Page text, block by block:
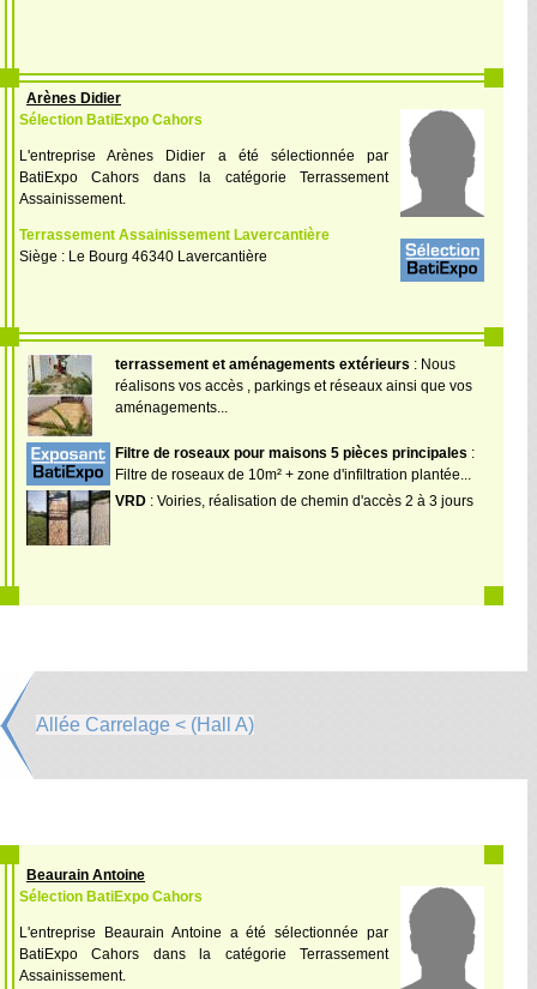
Arènes Didier
Sélection BatiExpo Cahors
L'entreprise Arènes Didier a été sélectionnée par
BatiExpo Cahors dans la catégorie Terrassement
Assainissement.
Terrassement Assainissement Lavercantière
Siège : Le Bourg 46340 Lavercantière
terrassement et aménagements extérieurs : Nous
réalisons vos accès , parkings et réseaux ainsi que vos
aménagements...
Filtre de roseaux pour maisons 5 pièces principales :
Filtre de roseaux de 10m² + zone d'infiltration plantée...
VRD : Voiries, réalisation de chemin d'accès 2 à 3 jours
Allée Carrelage < (Hall A)
Beaurain Antoine
Sélection BatiExpo Cahors
L'entreprise Beaurain Antoine a été sélectionnée par
BatiExpo Cahors dans la catégorie Terrassement
Assainissement.